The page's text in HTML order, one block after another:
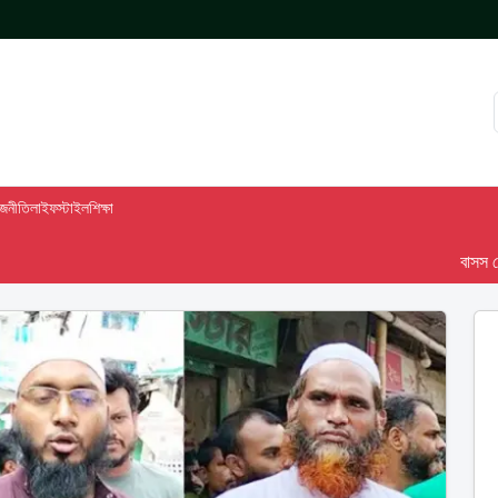
লাইফস্টাইলশিক্ষা
বাসস